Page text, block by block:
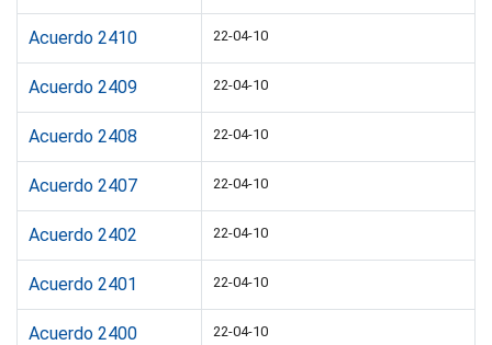
Acuerdo 2410 22-04-10
Acuerdo 2409 22-04-10
Acuerdo 2408 22-04-10
Acuerdo 2407 22-04-10
Acuerdo 2402 22-04-10
Acuerdo 2401 22-04-10
Acuerdo 2400 22-04-10